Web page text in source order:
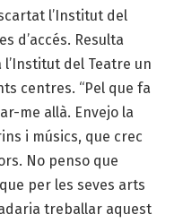
l’Institut del
d’accés. Resulta
del Teatre un
centres. “Pel que fa
me allà. Envejo la
i músics, que crec
No penso que
per les seves arts
treballar aquest